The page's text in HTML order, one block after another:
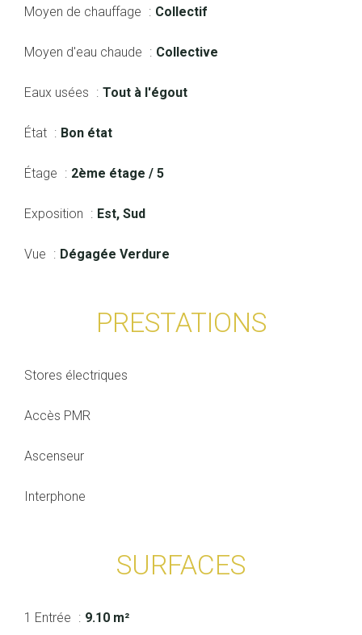
Moyen de chauffage Collectif
Moyen d'eau chaude Collective
Eaux usées Tout à l'égout
État Bon état
Étage 2ème étage / 5
Exposition Est, Sud
Vue Dégagée Verdure
PRESTATIONS
Stores électriques
Accès PMR
Ascenseur
Interphone
SURFACES
1 Entrée 9.10 m²